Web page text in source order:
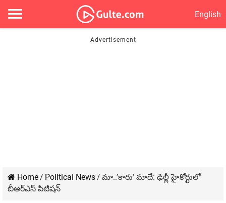
English
Home/ Political News/ మా..’కారు’ మాదే: ఢిల్లీ హైకోర్టులో
బీఆర్ఎస్ పిటిష‌న్‌